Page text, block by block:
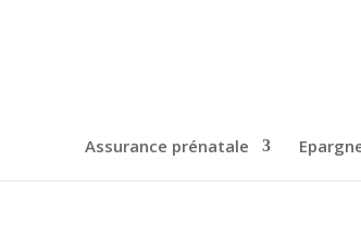
Assurance prénatale